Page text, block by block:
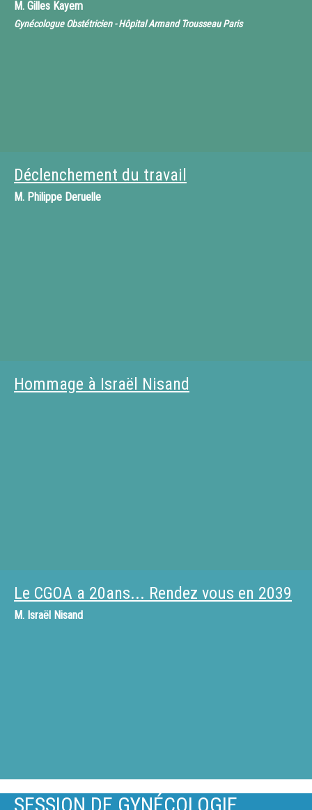
M. Gilles Kayem
Gynécologue Obstétricien - Hôpital Armand Trousseau Paris
Déclenchement du travail
M. Philippe Deruelle
Hommage à Israël Nisand
Le CGOA a 20ans... Rendez vous en 2039
M. Israël Nisand
SESSION DE GYNÉCOLOGIE